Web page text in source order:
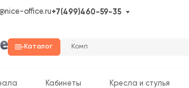
office.ru+7(499)460-59-35
Каталог
Кабинеты Кресла и стулья